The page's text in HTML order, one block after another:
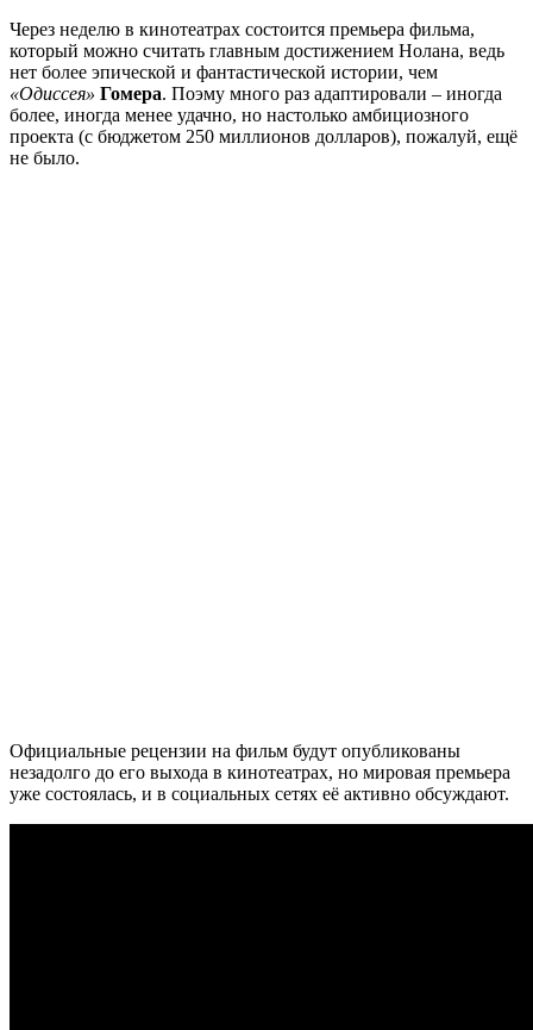
Через неделю в кинотеатрах состоится премьера фильма,
который можно считать главным достижением Нолана, ведь
нет более эпической и фантастической истории, чем
«Одиссея» Гомера. Поэму много раз адаптировали – иногда
более, иногда менее удачно, но настолько амбициозного
проекта (с бюджетом 250 миллионов долларов), пожалуй, ещё
не было.
Официальные рецензии на фильм будут опубликованы
незадолго до его выхода в кинотеатрах, но мировая премьера
уже состоялась, и в социальных сетях её активно обсуждают.